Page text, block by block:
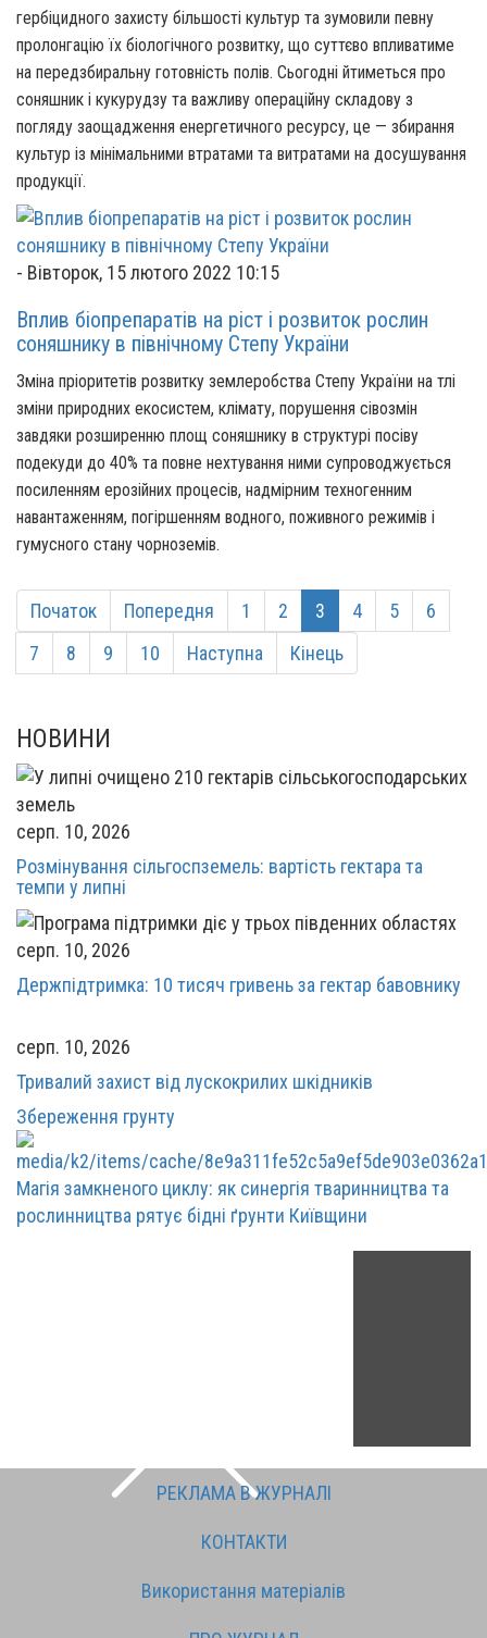
гербіцидного захисту більшості культур та зумовили певну
пролонгацію їх біологічного розвитку, що суттєво впливатиме
на передзбиральну готовність полів. Сьогодні йтиметься про
соняшник і кукурудзу та важливу операційну складову з
погляду заощадження енергетичного ресурсу, це — збирання
культур із мінімальними втратами та витратами на досушування
продукції.
- Вівторок, 15 лютого 2022 10:15
Вплив біопрепаратів на ріст і розвиток рослин
соняшнику в північному Степу України
Зміна пріоритетів розвитку землеробства Степу України на тлі
зміни природних екосистем, клімату, порушення сівозмін
завдяки розширенню площ соняшнику в структурі посіву
подекуди до 40% та повне нехтування ними супроводжується
посиленням ерозійних процесів, надмірним техногенним
навантаженням, погіршенням водного, поживного режимів і
гумусного стану чорноземів.
Початок Попередня 1 2 3 4 5
6
7
8 9 10 Наступна Кінець
НОВИНИ
серп. 10, 2026
Розмінування сільгоспземель: вартість гектара та
темпи у липні
серп. 10, 2026
Держпідтримка: 10 тисяч гривень за гектар бавовнику
серп. 10, 2026
Тривалий захист від лускокрилих шкідників
Збереження грунту
Магія замкненого циклу: як синергія тваринництва та
рослинництва рятує бідні ґрунти Київщини
РЕКЛАМА В ЖУРНАЛІ
КОНТАКТИ
Використання матеріалів